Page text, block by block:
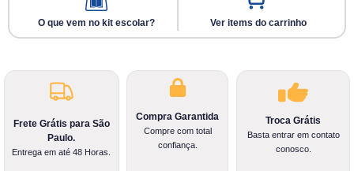
O que vem no kit escolar? Ver items do carrinho
Frete Grátis para São
Paulo.
Entrega em até 48 Horas.
Compra Garantida
Compre com total
confiança.
Troca Grátis
Basta entrar em contato
conosco.